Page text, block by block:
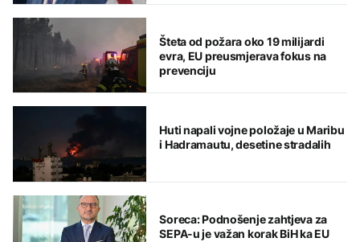
Šteta od požara oko 19 milijardi
evra, EU preusmjerava fokus na
prevenciju
Huti napali vojne položaje u Maribu
i Hadramautu, desetine stradalih
Soreca: Podnošenje zahtjeva za
SEPA-u je važan korak BiH ka EU